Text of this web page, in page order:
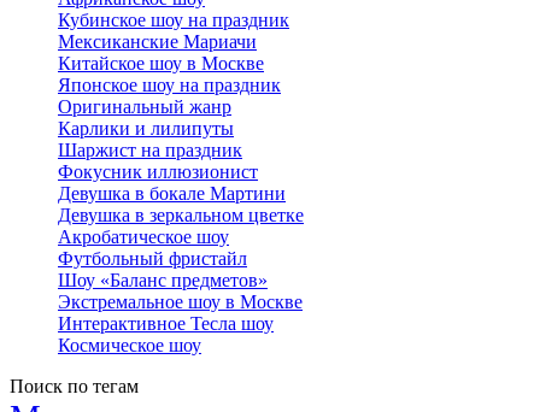
Кубинское шоу на праздник
Мексиканские Мариачи
Китайское шоу в Москве
Японское шоу на праздник
Оригинальный жанр
Карлики и лилипуты
Шаржист на праздник
Фокусник иллюзионист
Девушка в бокале Мартини
Девушка в зеркальном цветке
Акробатическое шоу
Футбольный фристайл
Шоу «Баланс предметов»
Экстремальное шоу в Москве
Интерактивное Тесла шоу
Космическое шоу
Поиск по тегам